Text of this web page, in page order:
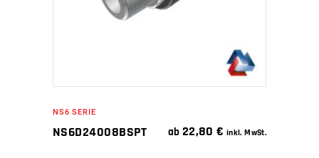
NS6 SERIE
NS6D24008BSPT ab 22,80€ inkl. MwSt.